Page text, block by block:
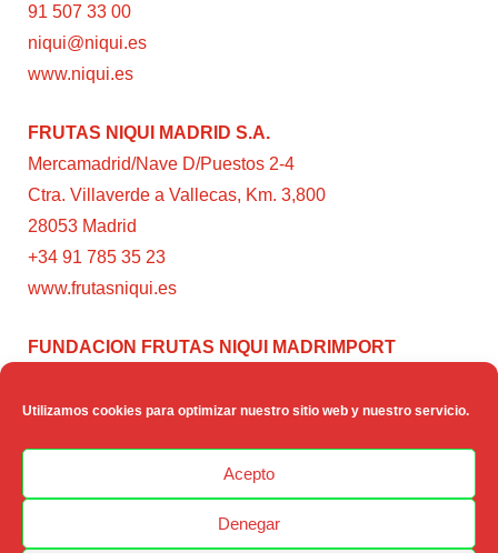
Utilizamos cookies para optimizar nuestro sitio web y nuestro servicio.
Acepto
Denegar
91 507 33 00
niqui@niqui.es
www.niqui.es
FRUTAS NIQUI MADRID S.A.
Mercamadrid/Nave D/Puestos 2-4
Ctra. Villaverde a Vallecas, Km. 3,800
28053 Madrid
+34 91 785 35 23
www.frutasniqui.es
FUNDACION FRUTAS NIQUI MADRIMPORT
28224 – Pozuelo de Alarcón (Madrid)